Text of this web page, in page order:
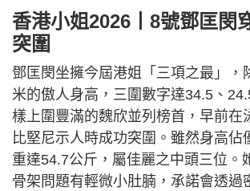
香港小姐2026丨8號鄧匡閔
突圍
鄧匡閔坐擁今屆港姐「三項之最」，
米的傲人身高，三圍數字達34.5、
樣上圍豐滿的魏欣並列榜首，早前在
比堅尼示人時成功突圍。雖然身高佔
重達54.7公斤，屬佳麗之中頭三位。
骨架問題有輕微小肚腩，承諾會透過